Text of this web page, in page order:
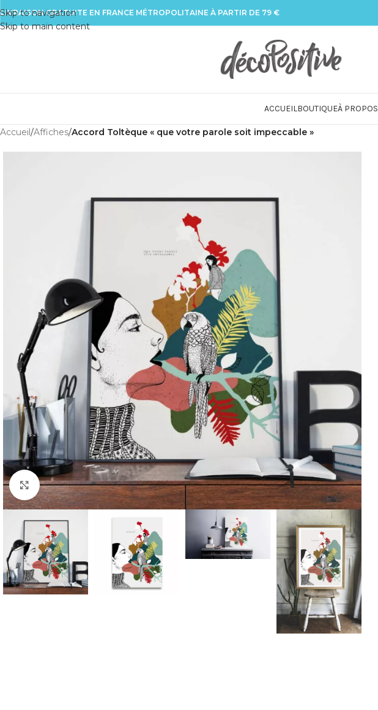
Skip to navigation
Skip to main content
LIVRAISON GRATUITE EN FRANCE MÉTROPOLITAINE À PARTIR DE 79 €
ACCUEILBOUTIQUEÀ PROPOS
Accueil/Affiches/Accord Toltèque « que votre parole soit impeccable »
Cliquer pour agrandir